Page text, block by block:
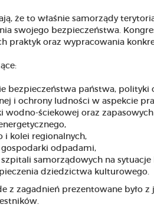
że to właśnie samorządy
swojego bezpieczeństwa.
praktyk oraz wypracowania
bezpieczeństwa państwa, polityki
i ochrony ludności w aspekcie
ściekowej oraz
kolei regionalnych,
odpadami,
samorządowych na sytuacje
dziedzictwa kulturowego.
z zagadnień prezentowane było